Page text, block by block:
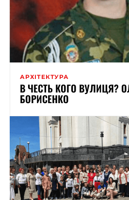
АРХІТЕКТУРА
В ЧЕСТЬ КОГО ВУЛИЦЯ?
БОРИСЕНКО